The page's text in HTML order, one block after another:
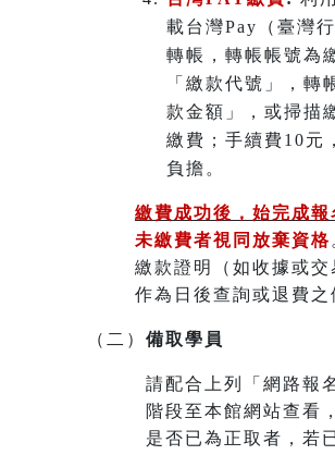
載台灣Pay（臺灣
轉帳，轉帳帳號為
「繳款代號」，轉
款金額」，或掃描
繳費；手續費10元
負擔。
繳費成功後，始完成報
未繳費者視同放棄資格
繳款證明（如收據或交
作為日後查詢或退費之
（二） 備取學員
請配合上列「網路報
階段至本館網站查看
是否已為正取者，若